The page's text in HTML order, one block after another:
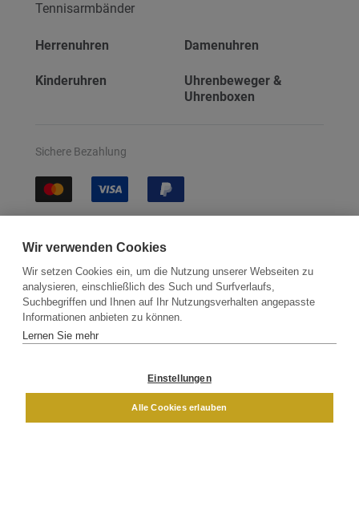
Tennisarmbänder
Herrenuhren Damenuhren
Kinderuhren
Uhrenbeweger &
Uhrenboxen
Sichere Bezahlung
Kontakt Newsletter Partner
Versand
DAMEN
Wir verwenden Cookies
Wir setzen Cookies ein, um die Nutzung unserer Webseiten zu
analysieren, einschließlich des Such und Surfverlaufs,
Suchbegriffen und Ihnen auf Ihr Nutzungsverhalten angepasste
Informationen anbieten zu können.
Lernen Sie mehr
Einstellungen
Alle Cookies erlauben